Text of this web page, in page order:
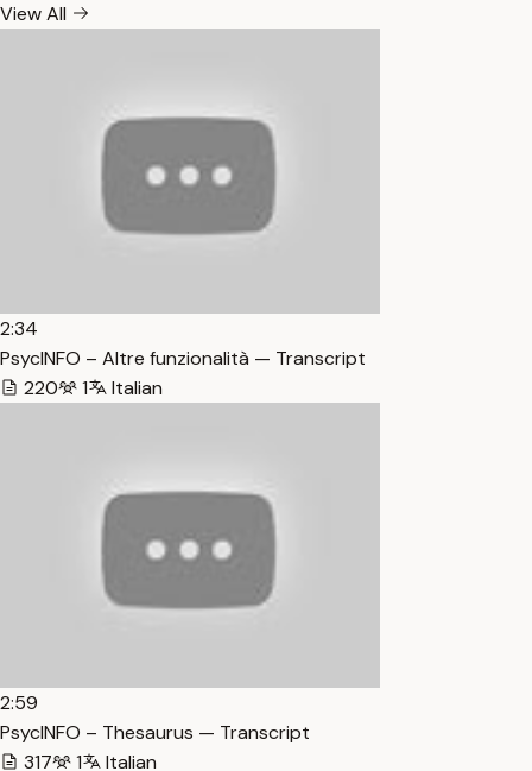
View All
2:34
PsycINFO – Altre funzionalità — Transcript
220
1 Italian
2:59
PsycINFO – Thesaurus — Transcript
317
1 Italian